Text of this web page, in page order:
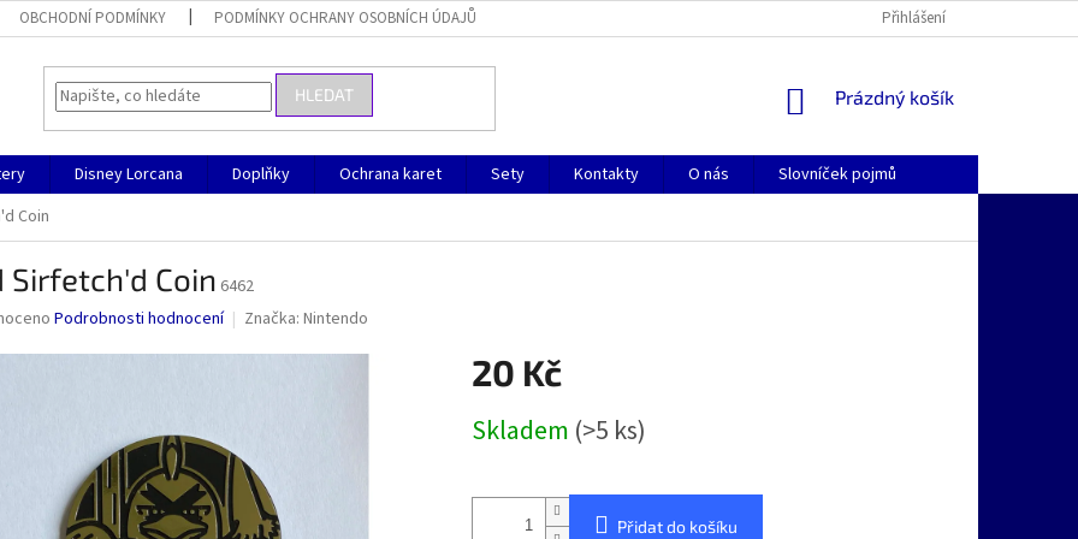
OBCHODNÍ PODMÍNKY PODMÍNKY OCHRANY OSOBNÍCH ÚDAJŮ Přihlášení
HLEDAT
NÁKUPNÍ
Prázdný košík
Disney Lorcana Doplňky Ochrana karet Sety Kontakty O nás
Slovníček pojmů
Coin
Sirfetch'd Coin 6462
Podrobnosti hodnocení Značka: Nintendo
20 Kč
cena:
Skladem (>5 ks)
Přidat do košíku